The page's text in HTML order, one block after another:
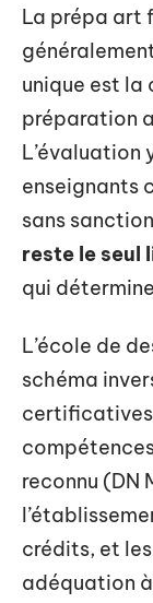
La prépa art
unique est la
préparation
L’évaluation
enseignants
sans
reste le seul
qui
L’école de
schéma
reconnu (DN
crédits, et
adéquation